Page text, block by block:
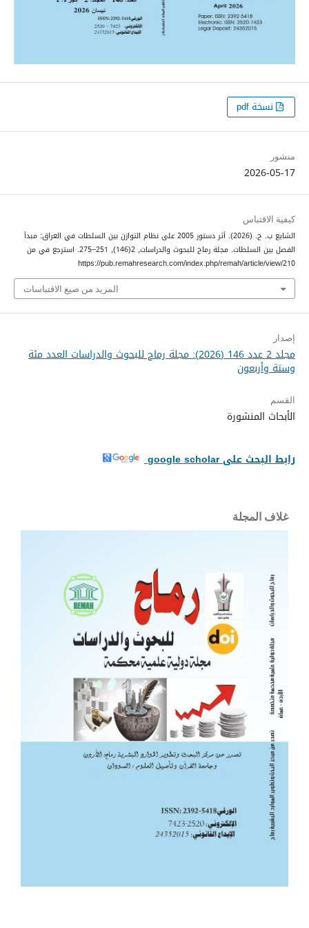
نسخة pdf
منشور
2026-05-17
كيفية الاقتباس
الشايع ب. ح. (2026). أثر دستور 2005 على نظام التوازن بين السلطات في العراق: مبدأ
الفصل بين السلطات. مجلة رماح للبحوث والدراسات,
2
(146), 251–275. استرجع في من
https://pub.remahresearch.com/index.php/remah/article/view/210
المزيد من صيغ الاقتباسات
إصدار
مجلد 2 عدد 146 (2026): مجلة رماح للبحوث والدراسات العدد مئة
وستة وأربعون
القسم
الأبحاث المنشورة
رابط البحث على google scholar
غلاف المجلة